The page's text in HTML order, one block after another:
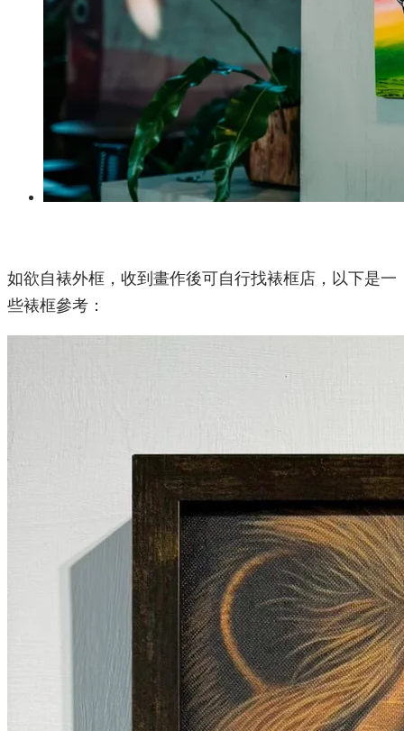
如欲自裱外框，收到畫作後可自行找裱框店，以下是一
些裱框參考：